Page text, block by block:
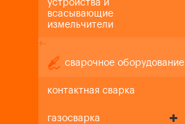
устройства и
всасывающие
измельчители
+-
сварочное оборудование
контактная сварка
газосварка